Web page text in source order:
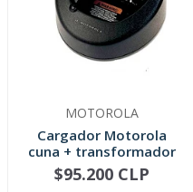
MOTOROLA
Cargador Motorola
cuna + transformador
para por...
+
$95.200 CLP